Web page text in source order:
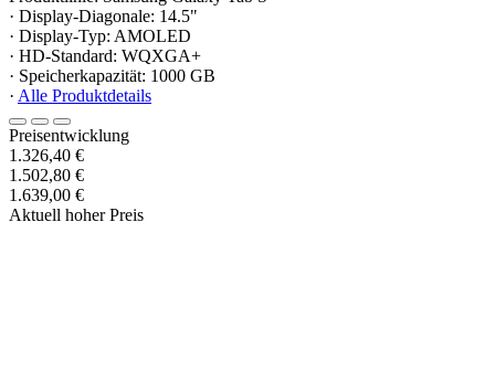
· Display-Diagonale: 14.5"
· Display-Typ: AMOLED
· HD-Standard: WQXGA+
· Speicherkapazität: 1000 GB
· Alle Produktdetails
Preisentwicklung
1.326,40 €
1.502,80 €
1.639,00 €
Aktuell hoher Preis